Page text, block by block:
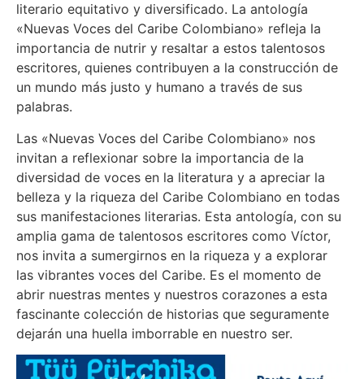
literario equitativo y diversificado. La antología
«Nuevas Voces del Caribe Colombiano» refleja la
importancia de nutrir y resaltar a estos talentosos
escritores, quienes contribuyen a la construcción de
un mundo más justo y humano a través de sus
palabras.
Las «Nuevas Voces del Caribe Colombiano» nos
invitan a reflexionar sobre la importancia de la
diversidad de voces en la literatura y a apreciar la
belleza y la riqueza del Caribe Colombiano en todas
sus manifestaciones literarias. Esta antología, con su
amplia gama de talentosos escritores como Víctor,
nos invita a sumergirnos en la riqueza y a explorar
las vibrantes voces del Caribe. Es el momento de
abrir nuestras mentes y nuestros corazones a esta
fascinante colección de historias que seguramente
dejarán una huella imborrable en nuestro ser.